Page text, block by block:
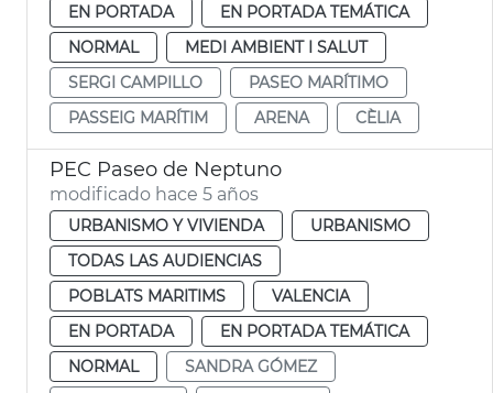
EN PORTADA
EN PORTADA TEMÁTICA
NORMAL
MEDI AMBIENT I SALUT
SERGI CAMPILLO
PASEO MARÍTIMO
PASSEIG MARÍTIM
ARENA CÈLIA
PEC Paseo de Neptuno
modificado hace 5 años
URBANISMO Y VIVIENDA
URBANISMO
TODAS LAS AUDIENCIAS
POBLATS MARITIMS
VALENCIA
EN PORTADA
EN PORTADA TEMÁTICA
NORMAL
SANDRA GÓMEZ